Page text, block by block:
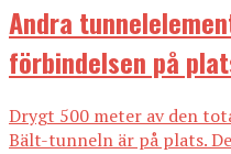
Andra
förbindelsen på
Drygt 500 meter av den
Bält-tunneln är på plats.